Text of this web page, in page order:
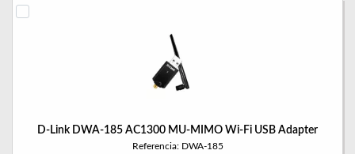
D-Link DWA-185 AC1300 MU-MIMO Wi-Fi USB Adapter
Referencia: DWA-185